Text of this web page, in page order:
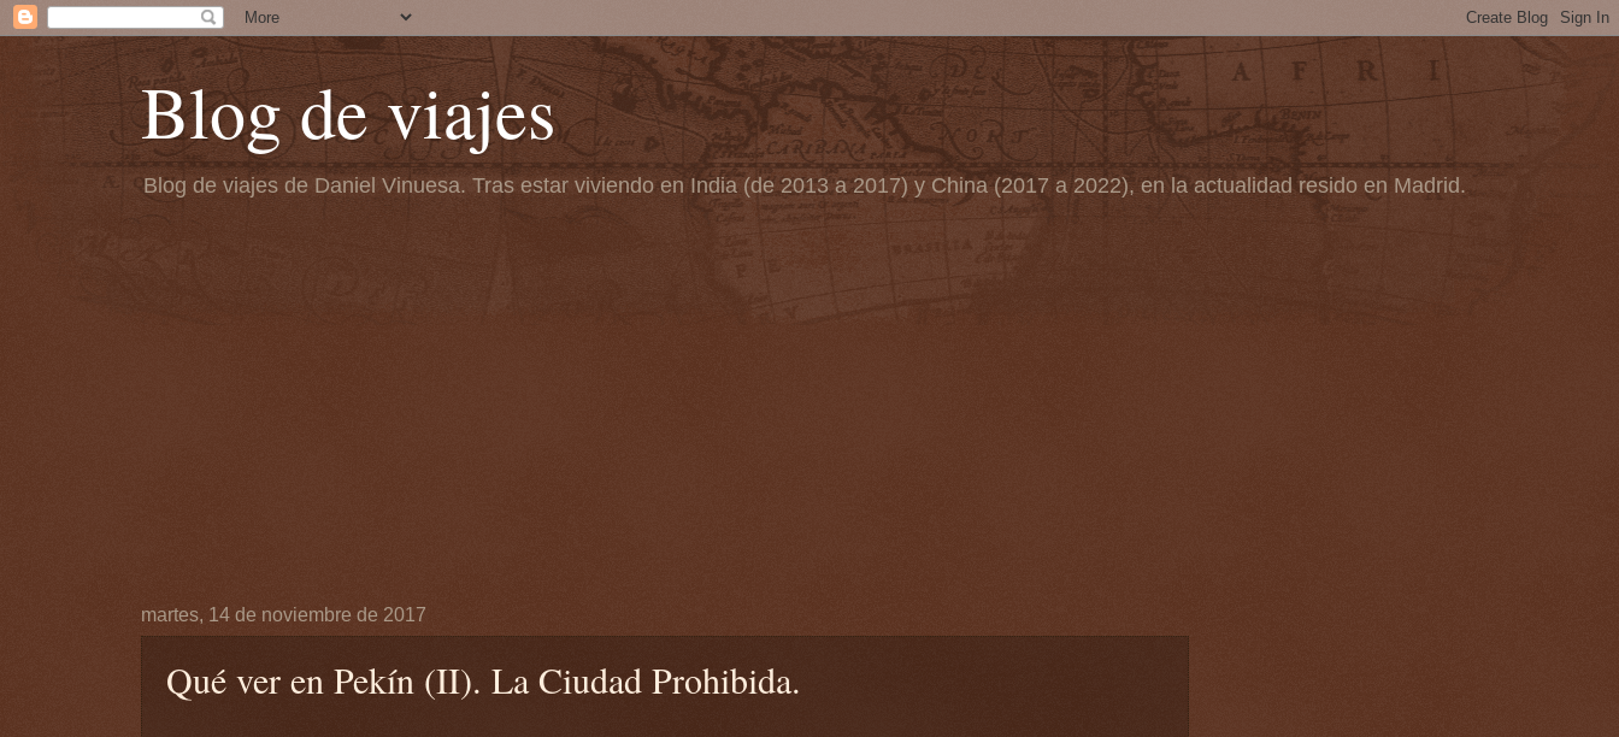
Blog de viajes
Blog de viajes de Daniel Vinuesa. Tras estar viviendo en India (de 2013 a 2017) y China (2017 a 2022), en la actualidad resido en Madrid.
martes, 14 de noviembre de 2017
Qué ver en Pekín (II). La Ciudad Prohibida.